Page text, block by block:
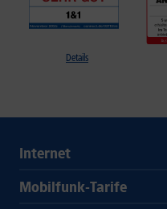
Details
Internet
Mobilfunk-Tarife